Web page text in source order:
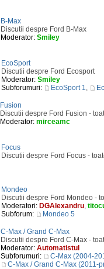
B-Max
Discutii despre Ford B-Max
Moderator: Smiley
EcoSport
Discutii despre Ford Ecosport
Moderator: Smiley
Subforumuri:
EcoSport 1,
Fusion
Discutii despre Ford Fusion -
Moderator: mirceamc
Focus
Discutii despre Ford Focus -
Mondeo
Discutii despre Ford Mondeo -
Moderatori: DGAlexandru,
Subforum:
Mondeo 5
C-Max / Grand C-Max
Discutii despre Ford C-Max -
Moderator: Automatistul
Subforumuri:
C-Max (2004-
C-Max / Grand C-Max (2011-